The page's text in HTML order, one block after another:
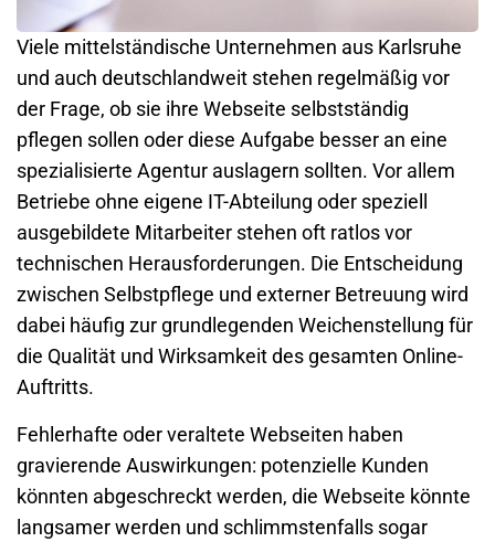
Viele mittelständische Unternehmen aus Karlsruhe
und auch deutschlandweit stehen regelmäßig vor
der Frage, ob sie ihre Webseite selbstständig
pflegen sollen oder diese Aufgabe besser an eine
spezialisierte Agentur auslagern sollten. Vor allem
Betriebe ohne eigene IT-Abteilung oder speziell
ausgebildete Mitarbeiter stehen oft ratlos vor
technischen Herausforderungen. Die Entscheidung
zwischen Selbstpflege und externer Betreuung wird
dabei häufig zur grundlegenden Weichenstellung für
die Qualität und Wirksamkeit des gesamten Online-
Auftritts.
Fehlerhafte oder veraltete Webseiten haben
gravierende Auswirkungen: potenzielle Kunden
könnten abgeschreckt werden, die Webseite könnte
langsamer werden und schlimmstenfalls sogar